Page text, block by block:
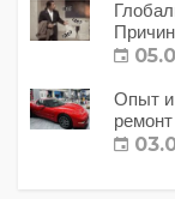
с этим
Опыт и